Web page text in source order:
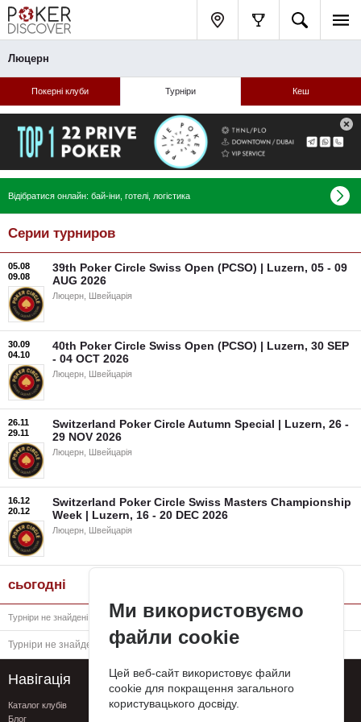
Люцерн
Покерні клуби Турніри Кеш
Відібратися онлайн: бай-іни, готелі, логістика
Серии турниров
05.08
09.08
39th Poker Circle Swiss Open (PCSO) | Luzern, 05 - 09
AUG 2026
Люцерн, Швейцарія
30.09
04.10
40th Poker Circle Swiss Open (PCSO) | Luzern, 30 SEP
- 04 OCT 2026
Люцерн, Швейцарія
26.11
29.11
Switzerland Poker Circle Autumn Special | Luzern, 26 -
29 NOV 2026
Люцерн, Швейцарія
16.12
20.12
Switzerland Poker Circle Swiss Masters Championship
Week | Luzern, 16 - 20 DEC 2026
Люцерн, Швейцарія
сьогодні
Турніри не знайдені
Турніри не знайдені
Навігація
Каталог клубів
Блог
Підтримка
FAQ
Ми використовуємо
файли cookie
Цей веб-сайт використовує файли
cookie для покращення загального
користувацького досвіду.